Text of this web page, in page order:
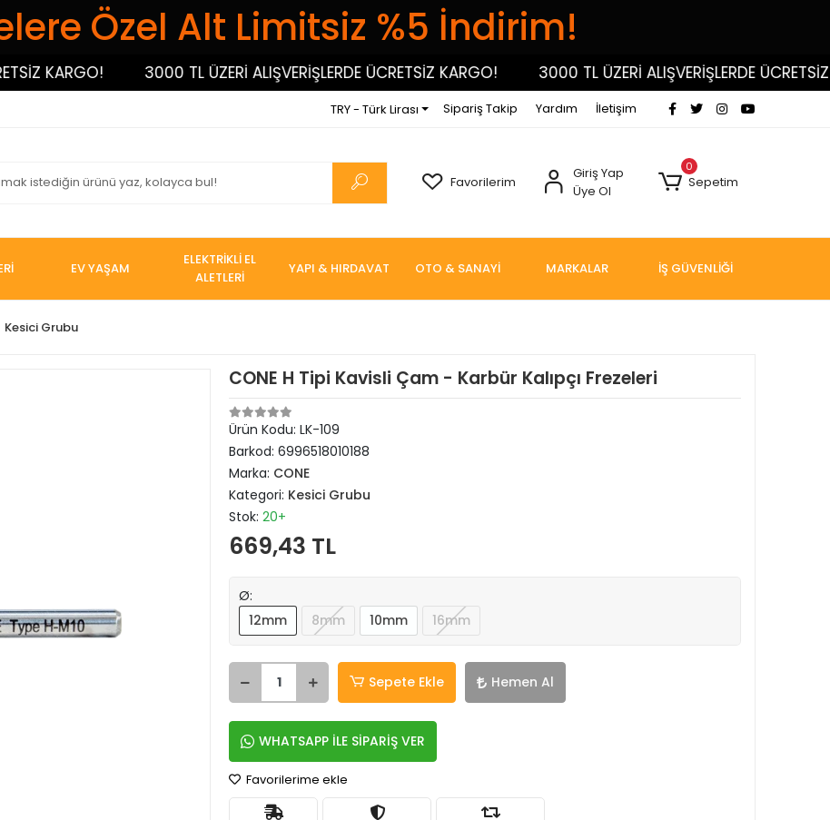
Özel Alt Limitsiz %5 İndirim!
KARGO! 3000 TL ÜZERİ ALIŞVERİŞLERDE ÜCRETSİZ KARGO! 3000 TL ÜZERİ ALIŞVERİŞLERDE ÜCRETSİZ
TRY - Türk Lirası Sipariş Takip Yardım İletişim
Favorilerim
Giriş Yap
Üye Ol
0
Sepetim
EV YAŞAM
ELEKTRİKLİ EL
ALETLERİ
YAPI & HIRDAVAT OTO & SANAYİ MARKALAR İŞ GÜVENLİĞİ
Kesici Grubu
CONE H Tipi Kavisli Çam - Karbür Kalıpçı Frezeleri
Ürün Kodu: LK-109
Barkod: 6996518010188
Marka: CONE
Kategori: Kesici Grubu
Stok: 20+
669,43 TL
Ø:
12mm
8mm 10mm 16mm
Sepete Ekle Hemen Al
WHATSAPP İLE SİPARİŞ VER
Favorilerime ekle